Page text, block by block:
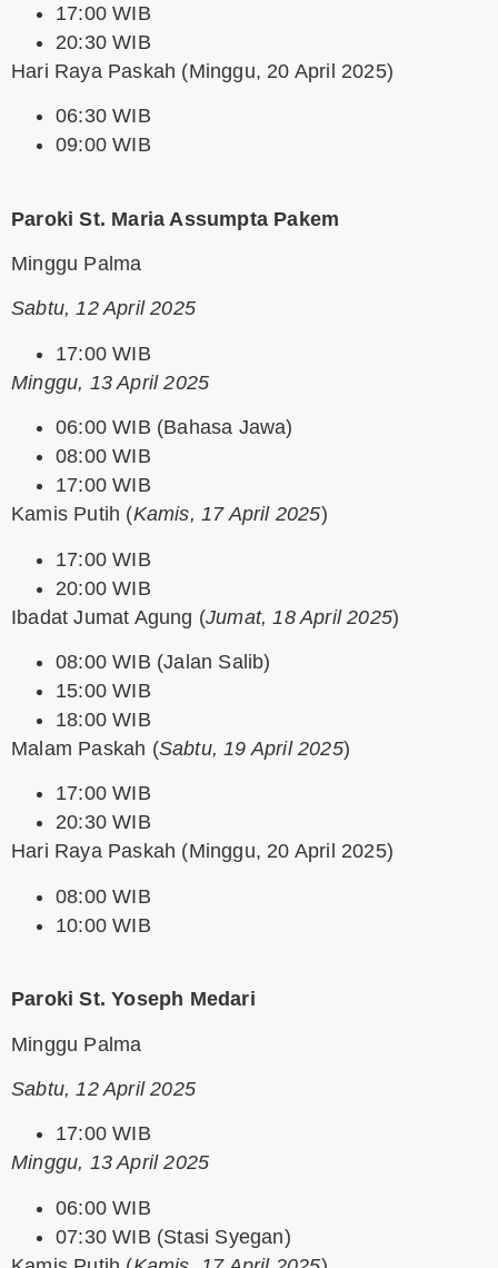
17:00 WIB
20:30 WIB
Hari Raya Paskah (Minggu, 20 April 2025)
06:30 WIB
09:00 WIB
Paroki St. Maria Assumpta Pakem
Minggu Palma
Sabtu, 12 April 2025
17:00 WIB
Minggu, 13 April 2025
06:00 WIB (Bahasa Jawa)
08:00 WIB
17:00 WIB
Kamis Putih (Kamis, 17 April 2025)
17:00 WIB
20:00 WIB
Ibadat Jumat Agung (Jumat, 18 April 2025)
08:00 WIB (Jalan Salib)
15:00 WIB
18:00 WIB
Malam Paskah (Sabtu, 19 April 2025)
17:00 WIB
20:30 WIB
Hari Raya Paskah (Minggu, 20 April 2025)
08:00 WIB
10:00 WIB
Paroki St. Yoseph Medari
Minggu Palma
Sabtu, 12 April 2025
17:00 WIB
Minggu, 13 April 2025
06:00 WIB
07:30 WIB (Stasi Syegan)